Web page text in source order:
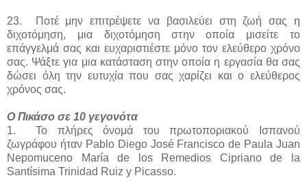
23. Ποτέ μην επιτρέψετε να βασιλεύει στη ζωή σας η
διχοτόμηση, μια διχοτόμηση στην οποία μισείτε το
επάγγελμά σας και ευχαριστιέστε μόνο τον ελεύθερο χρόνο
σας. Ψάξτε για μια κατάσταση στην οποία η εργασία θα σας
δώσει όλη την ευτυχία που σας χαρίζει και ο ελεύθερος
χρόνος σας.
Ο Πικάσο σε 10 γεγονότα
1. Το πλήρες όνομά του πρωτοποριακού Ισπανού
ζωγράφου ήταν Pablo Diego José Francisco de Paula Juan
Nepomuceno María de los Remedios Cipriano de la
Santísima Trinidad Ruiz y Picasso.